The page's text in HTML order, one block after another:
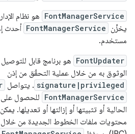
FontManagerService هو نظام
يخزِّن FontManagerService أحدث
مستخدم.
FontUpdater هو برنامج قابل
الوثوق به من خلال عملية التحقّق من إذن
signature|privileged . يتواصل
FontManagerService للحصول على
الحالية أو تثبيتها أو إزالتها أو تعديلها.
محتويات ملفات الخطوط الجديدة من خلال